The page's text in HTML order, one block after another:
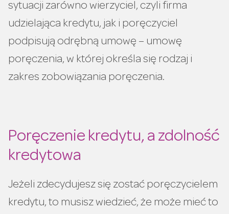
sytuacji zarówno wierzyciel, czyli firma
udzielająca kredytu, jak i poręczyciel
podpisują odrębną umowę – umowę
poręczenia, w której określa się rodzaj i
zakres zobowiązania poręczenia.
Poręczenie kredytu, a zdolność
kredytowa
Jeżeli zdecydujesz się zostać poręczycielem
kredytu, to musisz wiedzieć, że może mieć to